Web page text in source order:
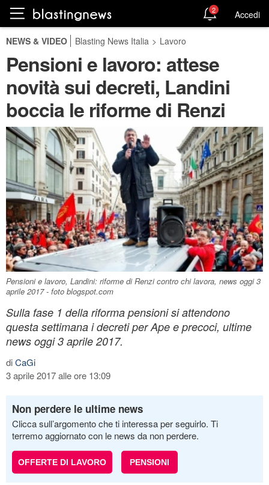
2 Accedi
NEWS & VIDEO Blasting News Italia > Lavoro
Pensioni e lavoro: attese
novità sui decreti, Landini
boccia le riforme di Renzi
Pensioni e lavoro, Landini: riforme di Renzi contro chi lavora, news oggi 3
aprile 2017 - foto blogspot.com
Sulla fase 1 della riforma pensioni si attendono
questa settimana i decreti per Ape e precoci, ultime
news oggi 3 aprile 2017.
diCaGi
3 aprile 2017 alle ore 13:09
Non perdere le ultime news
Clicca sull’argomento che ti interessa per seguirlo. Ti
terremo aggiornato con le news da non perdere.
OFFERTE DI LAVORO PENSIONI